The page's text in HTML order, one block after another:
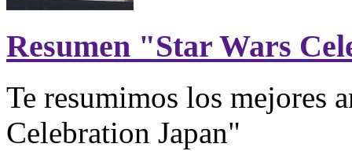
Resumen "Star Wars
Te resumimos los mejores
Celebration Japan"